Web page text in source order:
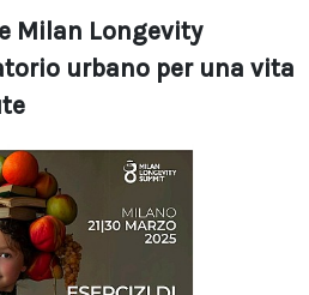
Milan Longevity
urbano per una vita